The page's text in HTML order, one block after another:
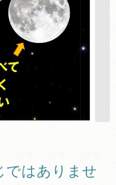
ではありませ